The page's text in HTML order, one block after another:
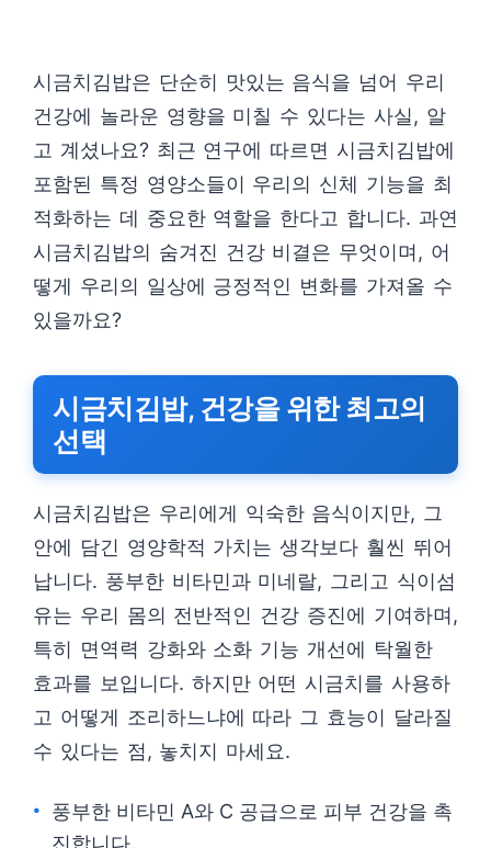
시금치김밥은 단순히 맛있는 음식을 넘어 우리
건강에 놀라운 영향을 미칠 수 있다는 사실, 알
고 계셨나요? 최근 연구에 따르면 시금치김밥에
포함된 특정 영양소들이 우리의 신체 기능을 최
적화하는 데 중요한 역할을 한다고 합니다. 과연
시금치김밥의 숨겨진 건강 비결은 무엇이며, 어
떻게 우리의 일상에 긍정적인 변화를 가져올 수
있을까요?
시금치김밥, 건강을 위한 최고의
선택
시금치김밥은 우리에게 익숙한 음식이지만, 그
안에 담긴 영양학적 가치는 생각보다 훨씬 뛰어
납니다. 풍부한 비타민과 미네랄, 그리고 식이섬
유는 우리 몸의 전반적인 건강 증진에 기여하며,
특히 면역력 강화와 소화 기능 개선에 탁월한
효과를 보입니다. 하지만 어떤 시금치를 사용하
고 어떻게 조리하느냐에 따라 그 효능이 달라질
수 있다는 점, 놓치지 마세요.
풍부한 비타민 A와 C 공급으로 피부 건강을 촉
진합니다.